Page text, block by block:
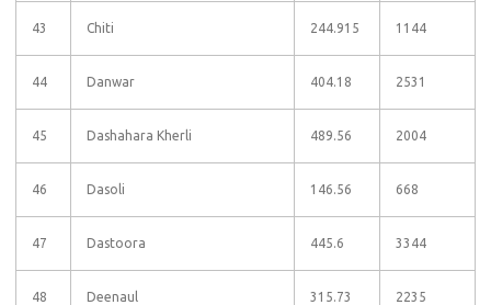
43 Chiti 244.915 1144
44 Danwar 404.18 2531
45 Dashahara Kherli 489.56 2004
46 Dasoli 146.56 668
47 Dastoora 445.6 3344
48 Deenaul 315.73 2235